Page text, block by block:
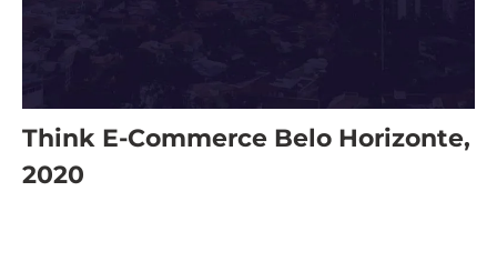
Think E-Commerce Belo Horizonte,
2020